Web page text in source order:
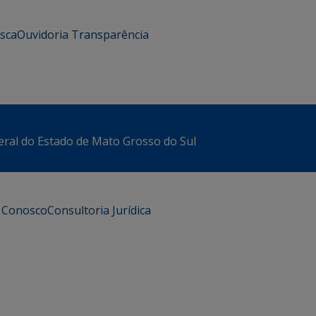
Ouvidoria Transparência
do Estado de Mato Grosso do Sul
Consultoria Jurídica